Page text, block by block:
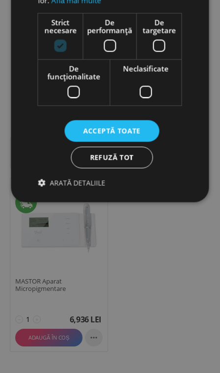
ARTMEX AMIEA
MASTOR
MASTOR Aparat
Micropigmentare
6,936LEI
ADAUGĂ ÎN COȘ 
Strict
necesare
De
performanță
De
targetare
De
funcţionalitate
Neclasificate
ACCEPTĂ TOATE
REFUZĂ TOT
ARATĂ DETALIILE